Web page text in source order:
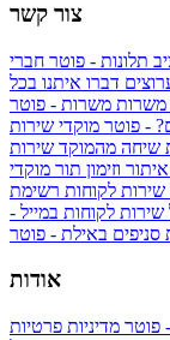
צור קשר
תלונות - פוטר חברי
דברו איתנו בכל
משרות משרות - פוטר
- פוטר מוקדי שירות
שיחה מהמוקד שירות
וזימון תור מוקדי
לקוחות רשימת
שירות לקוחות במייל -
סניפים באילת - פוטר
אודות
פוטר מדיניות פרטיות